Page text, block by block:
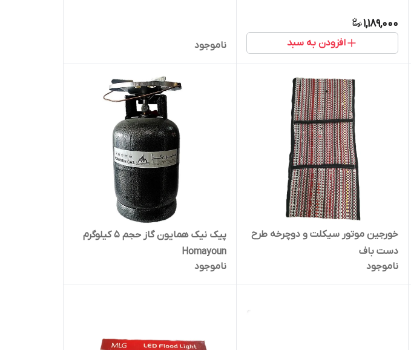
1,189,000
افزودن به سبد ناموجود
خورجین موتور سیکلت و دوچرخه طرح
دست باف
ناموجود
پیک نیک همایون گاز حجم 5 کیلوگرم
Homayoun
ناموجود